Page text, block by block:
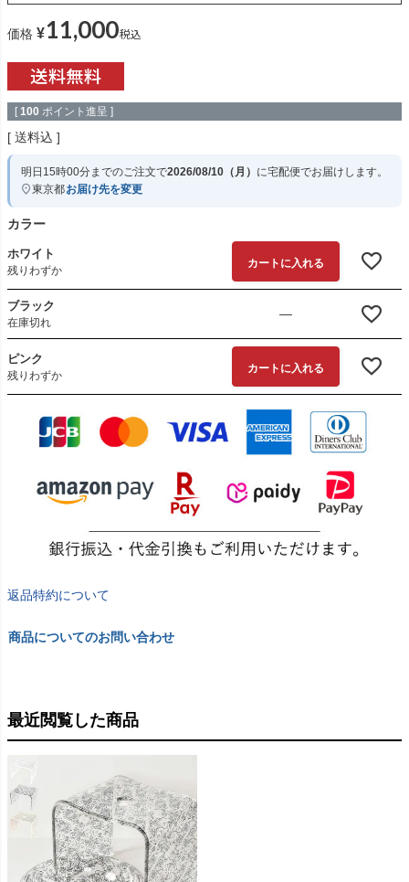
価格 ¥11,000税込
[ 100 ポイント進呈 ]
送料込
明日 15時00分までのご注文で2026/08/10（月） に宅配便でお届けします。
東京都お届け先を変更
カラー
ホワイト
残りわずか
カートに入れる
ブラック
在庫切れ
—
ピンク
残りわずか
カートに入れる
返品特約について
商品についてのお問い合わせ
最近閲覧した商品